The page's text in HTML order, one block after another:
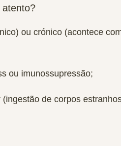
ou crónico (acontece
ou imunossupressão;
(ingestão de corpos